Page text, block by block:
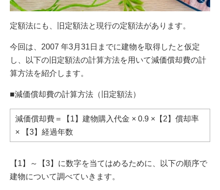
定額法にも、旧定額法と現行の定額法があります。
今回は、2007 年3月31日までに建物を取得したと仮定
し、以下の旧定額法の計算方法を用いて減価償却費の計
算方法を紹介します。
■減価償却費の計算方法（旧定額法）
減価償却費＝【1】建物購入代金 × 0.9 ×【2】償却率
× 【3】経過年数
【1】～【3】に数字を当てはめるために、以下の順序で
建物について調べていきます。